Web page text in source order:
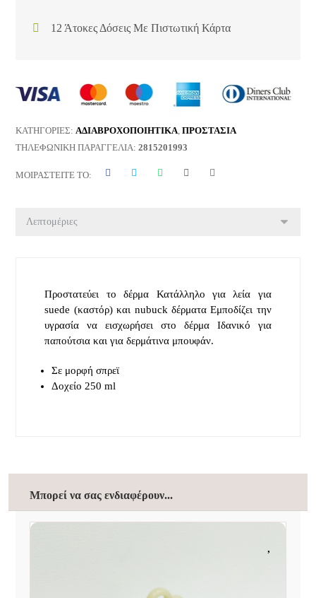
12 Άτοκες Δόσεις Με Πιστωτική Κάρτα
ΚΑΤΗΓΟΡΊΕΣ: ΑΔΙΑΒΡΟΧΟΠΟΙΗΤΙΚΑ ,ΠΡΟΣΤΑΣΙΑ
ΤΗΛΕΦΩΝΙΚΉ ΠΑΡΑΓΓΕΛΊΑ:2815201993
ΜΟΙΡΑΣΤΕΊΤΕ ΤΟ:
Προστατεύει το δέρμα Κατάλληλο για λεία για
suede (καστόρ) και nubuck δέρματα Εμποδίζει την
υγρασία να εισχωρήσει στο δέρμα Ιδανικό για
παπούτσια και για δερμάτινα μπουφάν.
Σε μορφή σπρεϊ
Δοχείο 250 ml
Μπορεί να σας ενδιαφέρουν...